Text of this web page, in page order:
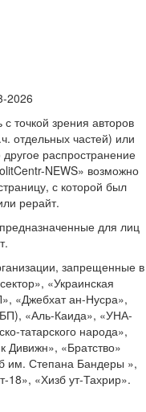
2026
точкой зрения авторов
отдельных частей) или
распространение
NEWS» возможно
с которой был
рерайт.
для лиц
запрещенные в
«Украинская
«Джебхат ан-Нусра»,
«Аль-Каида», «УНА-
татарского народа»,
Дивижн», «Братство»
им. Степана Бандеры »,
«Хизб ут-Тахрир».